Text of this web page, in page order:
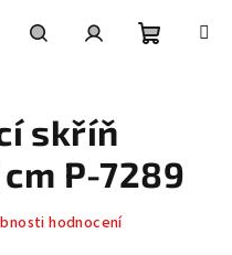
skříň
P-7289
hodnocení